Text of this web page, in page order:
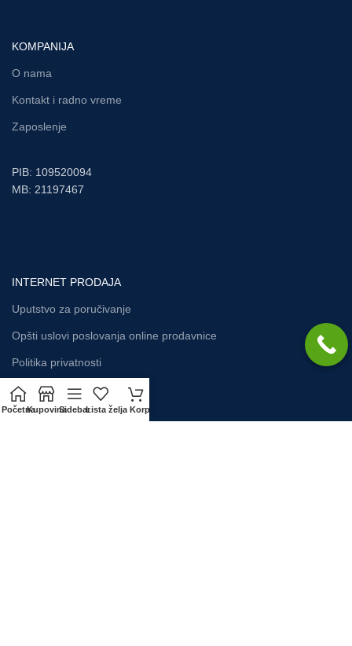
KOMPANIJA
O nama
Kontakt i radno vreme
Zaposlenje
PIB: 109520094
MB: 21197467
INTERNET PRODAJA
Uputstvo za poručivanje
Opšti uslovi poslovanja online prodavnice
Politika privatnosti
PočetnaKupovinaSidebarLista želja Korpa